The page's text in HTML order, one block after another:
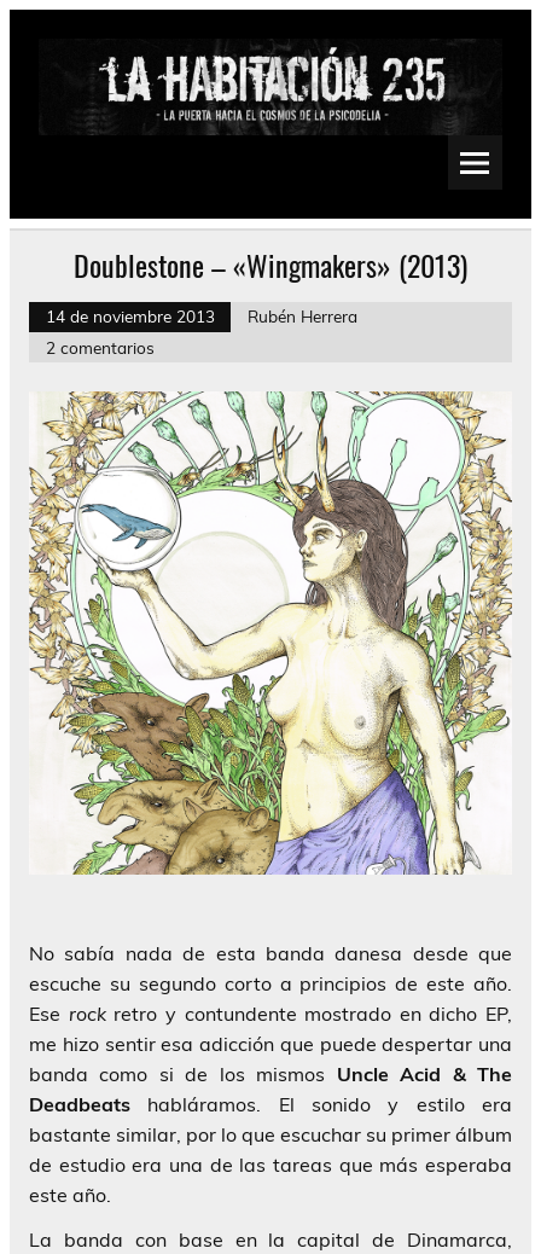
Saltar
Psychedelic, Stoner, Doom, Sludge, Fuzz, Space, Drone
Doublestone – «Wingmakers» (2013)
14 de noviembre 2013
Rubén Herrera
2 comentarios
No sabía nada de esta banda danesa desde que
escuche su segundo corto a principios de este año.
Ese rockretro y contundente mostrado en dicho EP,
me hizo sentir esa adicción que puede despertar una
banda como si de los mismos Uncle Acid & The
Deadbeats habláramos. El sonido y estilo era
bastante similar, por lo que escuchar su primer álbum
de estudio era una de las tareas que más esperaba
este año.
La banda con base en la capital de Dinamarca,